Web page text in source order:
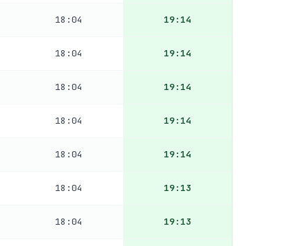
18:04 19:14
18:04 19:14
18:04 19:14
18:04 19:14
18:04 19:14
18:04 19:13
18:04 19:13